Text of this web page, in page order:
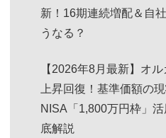
新！16期連続増配＆自
うなる？
【2026年8月最新】オ
上昇回復！基準価額の
NISA「1,800万円枠」
底解説